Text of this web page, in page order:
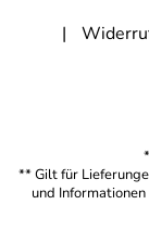
** Gilt für
und